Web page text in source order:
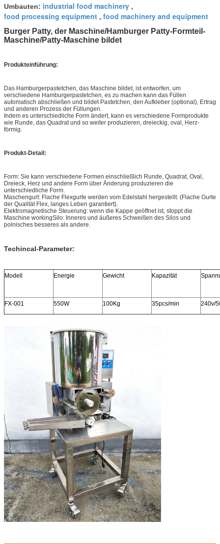
Umbauten: industrial food machinery ,
food processing equipment , food machinery and equipment
Burger Patty, der Maschine/Hamburger Patty-Formteil-
Maschine/Patty-Maschine bildet
Produkteinführung:
Das Hamburgerpastetchen, das Maschine bildet, ist entworfen, um
verschiedene Hamburgerpastetchen, es zu machen kann das Füllen
automatisch abschließen und bildet Pastetchen, den Aufkleber (optional), Ertrag
und anderen Prozess der Füllungen.
Indem es unterschiedliche Form ändert, kann es verschiedene Formprodukte
wie Runde, das Quadrat und so weiter produzieren, dreieckig, oval, Herz-
förmig.
Produkt-Detail:
Form: Sie kann verschiedene Formen einschließlich Runde, Quadrat, Oval,
Dreieck, Herz und andere Form über Änderung produzieren die
unterschiedliche Form.
Maschengurt: Flache Flexgurte werden vom Edelstahl hergestellt. (Flache Gurte
der Qualität Flex, langes Leben garantiert).
Elektromagnetische Steuerung: wenn die Kappe geöffnet ist, stoppt die
Maschine workingSilo: Inneres und äußeres Schweißen des Silos und
polnisches besseres als andere.
Techincal-Parameter:
Modell Energie Gewicht Kapazität
FX-001 550W 100Kg 35pcs/min 240v/